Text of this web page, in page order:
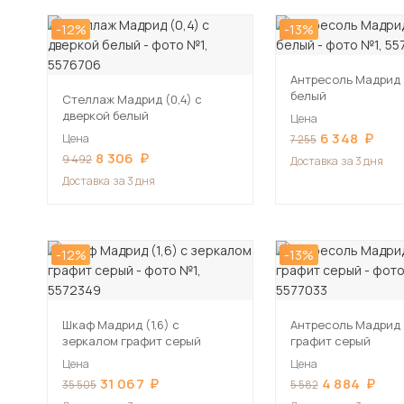
-12%
Стеллаж Мадрид (0,4) с
дверкой белый
Цена
9 492 8 306
Доставка за 3 дня
-13%
Антресоль Мадрид
белый
Цена
7 255 6 348
Доставка за 3 дня
-12%
Шкаф Мадрид (1,6) с
зеркалом графит серый
Цена
35 505 31 067
-13%
Антресоль Мадрид
графит серый
Цена
5 582 4 884